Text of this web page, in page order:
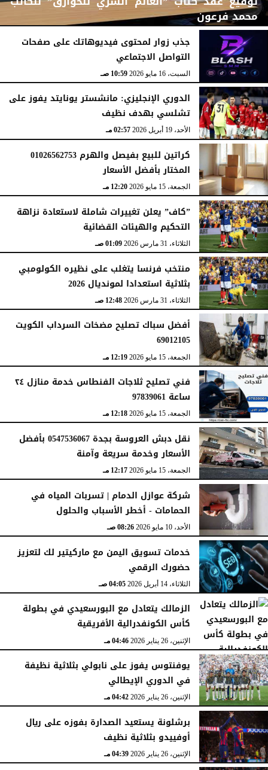
محمد فرعون
الإثنين، 22 يونيو 2026 12:11 مـ
جذب زوار لمحتوى فيديوهاتك على صفحات
التواصل الاجتماعي
السبت، 16 مايو 2026 10:59 صـ
الدوري الإنجليزي: مانشستر يونايتد يفوز على
تشلسي بهدف نظيف
الأحد، 19 أبريل 2026 02:57 مـ
كراتين للبيع بفيصل والهرم 01026562753
المختار بأفضل الأسعار
الجمعة، 15 مايو 2026 12:20 مـ
”كاف” يعلن تغييرات شاملة لاستعادة نزاهة
التحكيم والهيئات القضائية
الثلاثاء، 31 مارس 2026 01:09 صـ
منتخب فرنسا يتغلب على نظيره الكولومبي
بثلاثية استعدادا لمونديال 2026
الثلاثاء، 31 مارس 2026 12:48 صـ
أفضل سباك تصليح مضخات السرداب الكويت
69012105
الجمعة، 15 مايو 2026 12:19 مـ
فني تصليح ثلاجات الفنطاس خدمة منازل ٢٤
ساعة 97839061
الجمعة، 15 مايو 2026 12:18 مـ
نقل دبش العروسة بجدة 0547536067 بأفضل
الأسعار وخدمة سريعة وآمنة
الجمعة، 15 مايو 2026 12:17 مـ
شركة عوازل الدمام | تسربات المياه في
الحمامات - أخطر الأسباب والحلول
الأحد، 10 مايو 2026 08:26 صـ
خدمات تسويق اليمن مع ماركيتير لك لتعزيز
حضورك الرقمي
الثلاثاء، 14 أبريل 2026 04:05 صـ
الزمالك يتعادل مع البورسعيدي في بطولة
كأس الكونفدرالية الأفريقية
الإثنين، 26 يناير 2026 04:46 مـ
يوفنتوس يفوز على نابولي بثلاثية نظيفة
في الدوري الإيطالي
الإثنين، 26 يناير 2026 04:42 مـ
برشلونة يستعيد الصدارة بفوزه على ريال
أوفييدو بثلاثية نظيف
الإثنين، 26 يناير 2026 04:39 مـ